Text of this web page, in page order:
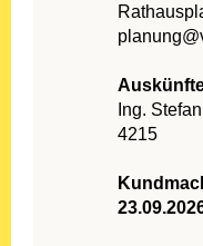
Ing.
4215